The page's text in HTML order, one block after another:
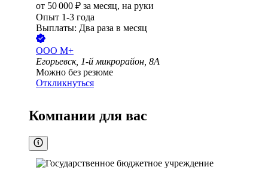
от 50 000 ₽ за месяц, на руки
Опыт 1-3 года
Выплаты: Два раза в месяц
ООО М+
Егорьевск, 1-й микрорайон, 8А
Можно без резюме
Откликнуться
Компании для вас